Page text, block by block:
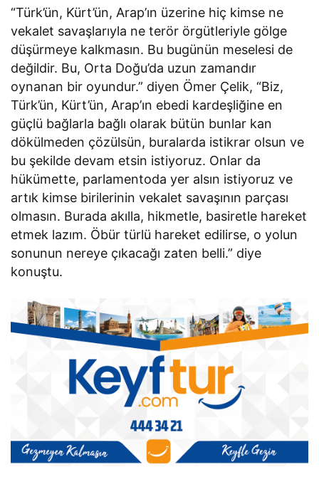
“Türk’ün, Kürt’ün, Arap’ın üzerine hiç kimse ne
vekalet savaşlarıyla ne terör örgütleriyle gölge
düşürmeye kalkmasın. Bu bugünün meselesi de
değildir. Bu, Orta Doğu’da uzun zamandır
oynanan bir oyundur.” diyen Ömer Çelik, “Biz,
Türk’ün, Kürt’ün, Arap’ın ebedi kardeşliğine en
güçlü bağlarla bağlı olarak bütün bunlar kan
dökülmeden çözülsün, buralarda istikrar olsun ve
bu şekilde devam etsin istiyoruz. Onlar da
hükümette, parlamentoda yer alsın istiyoruz ve
artık kimse birilerinin vekalet savaşının parçası
olmasın. Burada akılla, hikmetle, basiretle hareket
etmek lazım. Öbür türlü hareket edilirse, o yolun
sonunun nereye çıkacağı zaten belli.” diye
konuştu.